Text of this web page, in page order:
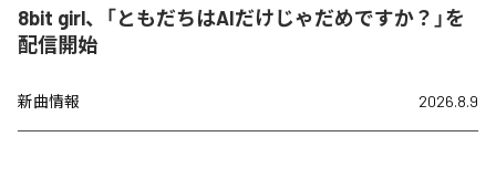
8bit girl、「ともだちはAIだけじゃだめですか？」を
配信開始
新曲情報 2026.8.9